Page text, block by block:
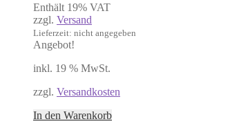
war:
280,00 €
Enthält 19% VAT
zzgl. Versand
Lieferzeit: nicht angegeben
Angebot!
inkl. 19 % MwSt.
zzgl. Versandkosten
In den Warenkorb